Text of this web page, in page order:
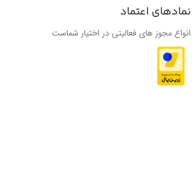
نمادهای اعتماد
انواع مجوز های فعالیتی در اختیار شماست